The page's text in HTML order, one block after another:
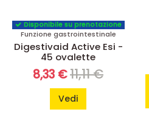
Disponibile su prenotazione
Funzione gastrointestinale
Digestivaid Active Esi -
45 ovalette
8,33 €11,11 €
Vedi